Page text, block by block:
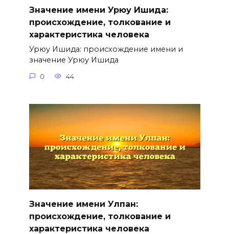
Значение имени Урюу Ишида:
происхождение, толкование и
характеристика человека
Урюу Ишида: происхождение имени и
значение Урюу Ишида
0 44
Значение имени Улпан:
происхождение, толкование и
характеристика человека